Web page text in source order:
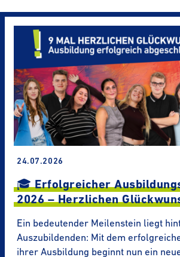
24.07.2026
🎓 Erfolg­rei­cher
2026 – Herz­li­chen
Ein bedeutender Meilenstein liegt
Auszubildenden: Mit dem
ihrer Ausbildung beginnt nun ein